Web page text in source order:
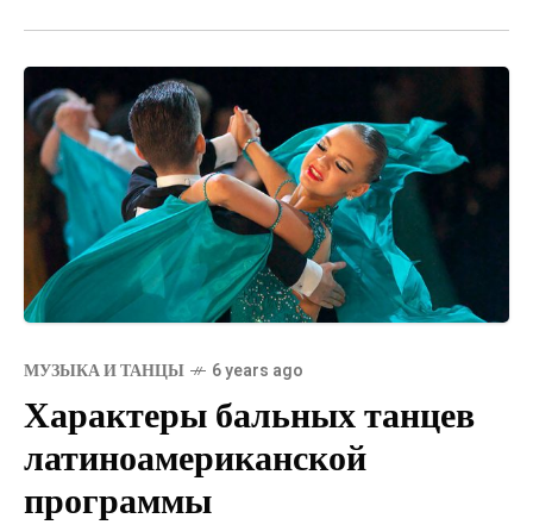
МУЗЫКА И ТАНЦЫ 6 years ago
Характеры бальных танцев
латиноамериканской
программы